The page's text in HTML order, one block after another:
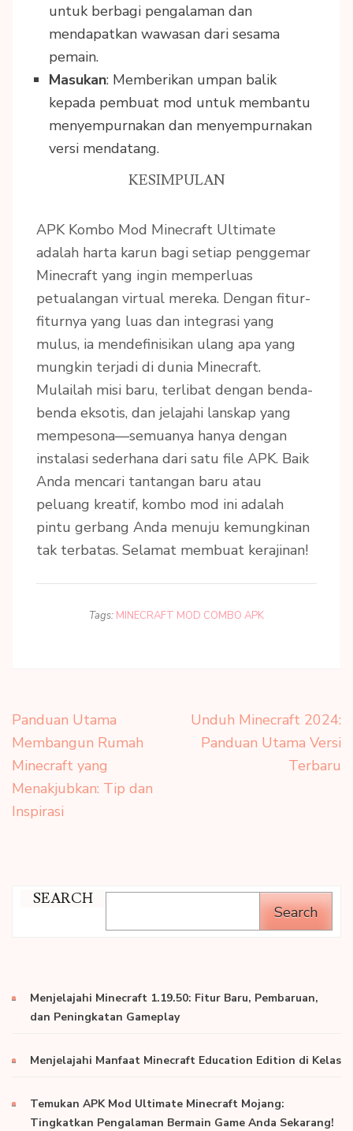
untuk berbagi pengalaman dan
mendapatkan wawasan dari sesama
pemain.
Masukan: Memberikan umpan balik
kepada pembuat mod untuk membantu
menyempurnakan dan menyempurnakan
versi mendatang.
KESIMPULAN
APK Kombo Mod Minecraft Ultimate
adalah harta karun bagi setiap penggemar
Minecraft yang ingin memperluas
petualangan virtual mereka. Dengan fitur-
fiturnya yang luas dan integrasi yang
mulus, ia mendefinisikan ulang apa yang
mungkin terjadi di dunia Minecraft.
Mulailah misi baru, terlibat dengan benda-
benda eksotis, dan jelajahi lanskap yang
mempesona—semuanya hanya dengan
instalasi sederhana dari satu file APK. Baik
Anda mencari tantangan baru atau
peluang kreatif, kombo mod ini adalah
pintu gerbang Anda menuju kemungkinan
tak terbatas. Selamat membuat kerajinan!
Tags: MINECRAFT MOD COMBO APK
Post
navigation
Panduan Utama
Membangun Rumah
Minecraft yang
Menakjubkan: Tip dan
Inspirasi
Unduh Minecraft 2024:
Panduan Utama Versi
Terbaru
SEARCH
Search
Menjelajahi Minecraft 1.19.50: Fitur Baru, Pembaruan,
dan Peningkatan Gameplay
Menjelajahi Manfaat Minecraft Education Edition di Kelas
Temukan APK Mod Ultimate Minecraft Mojang:
Tingkatkan Pengalaman Bermain Game Anda Sekarang!